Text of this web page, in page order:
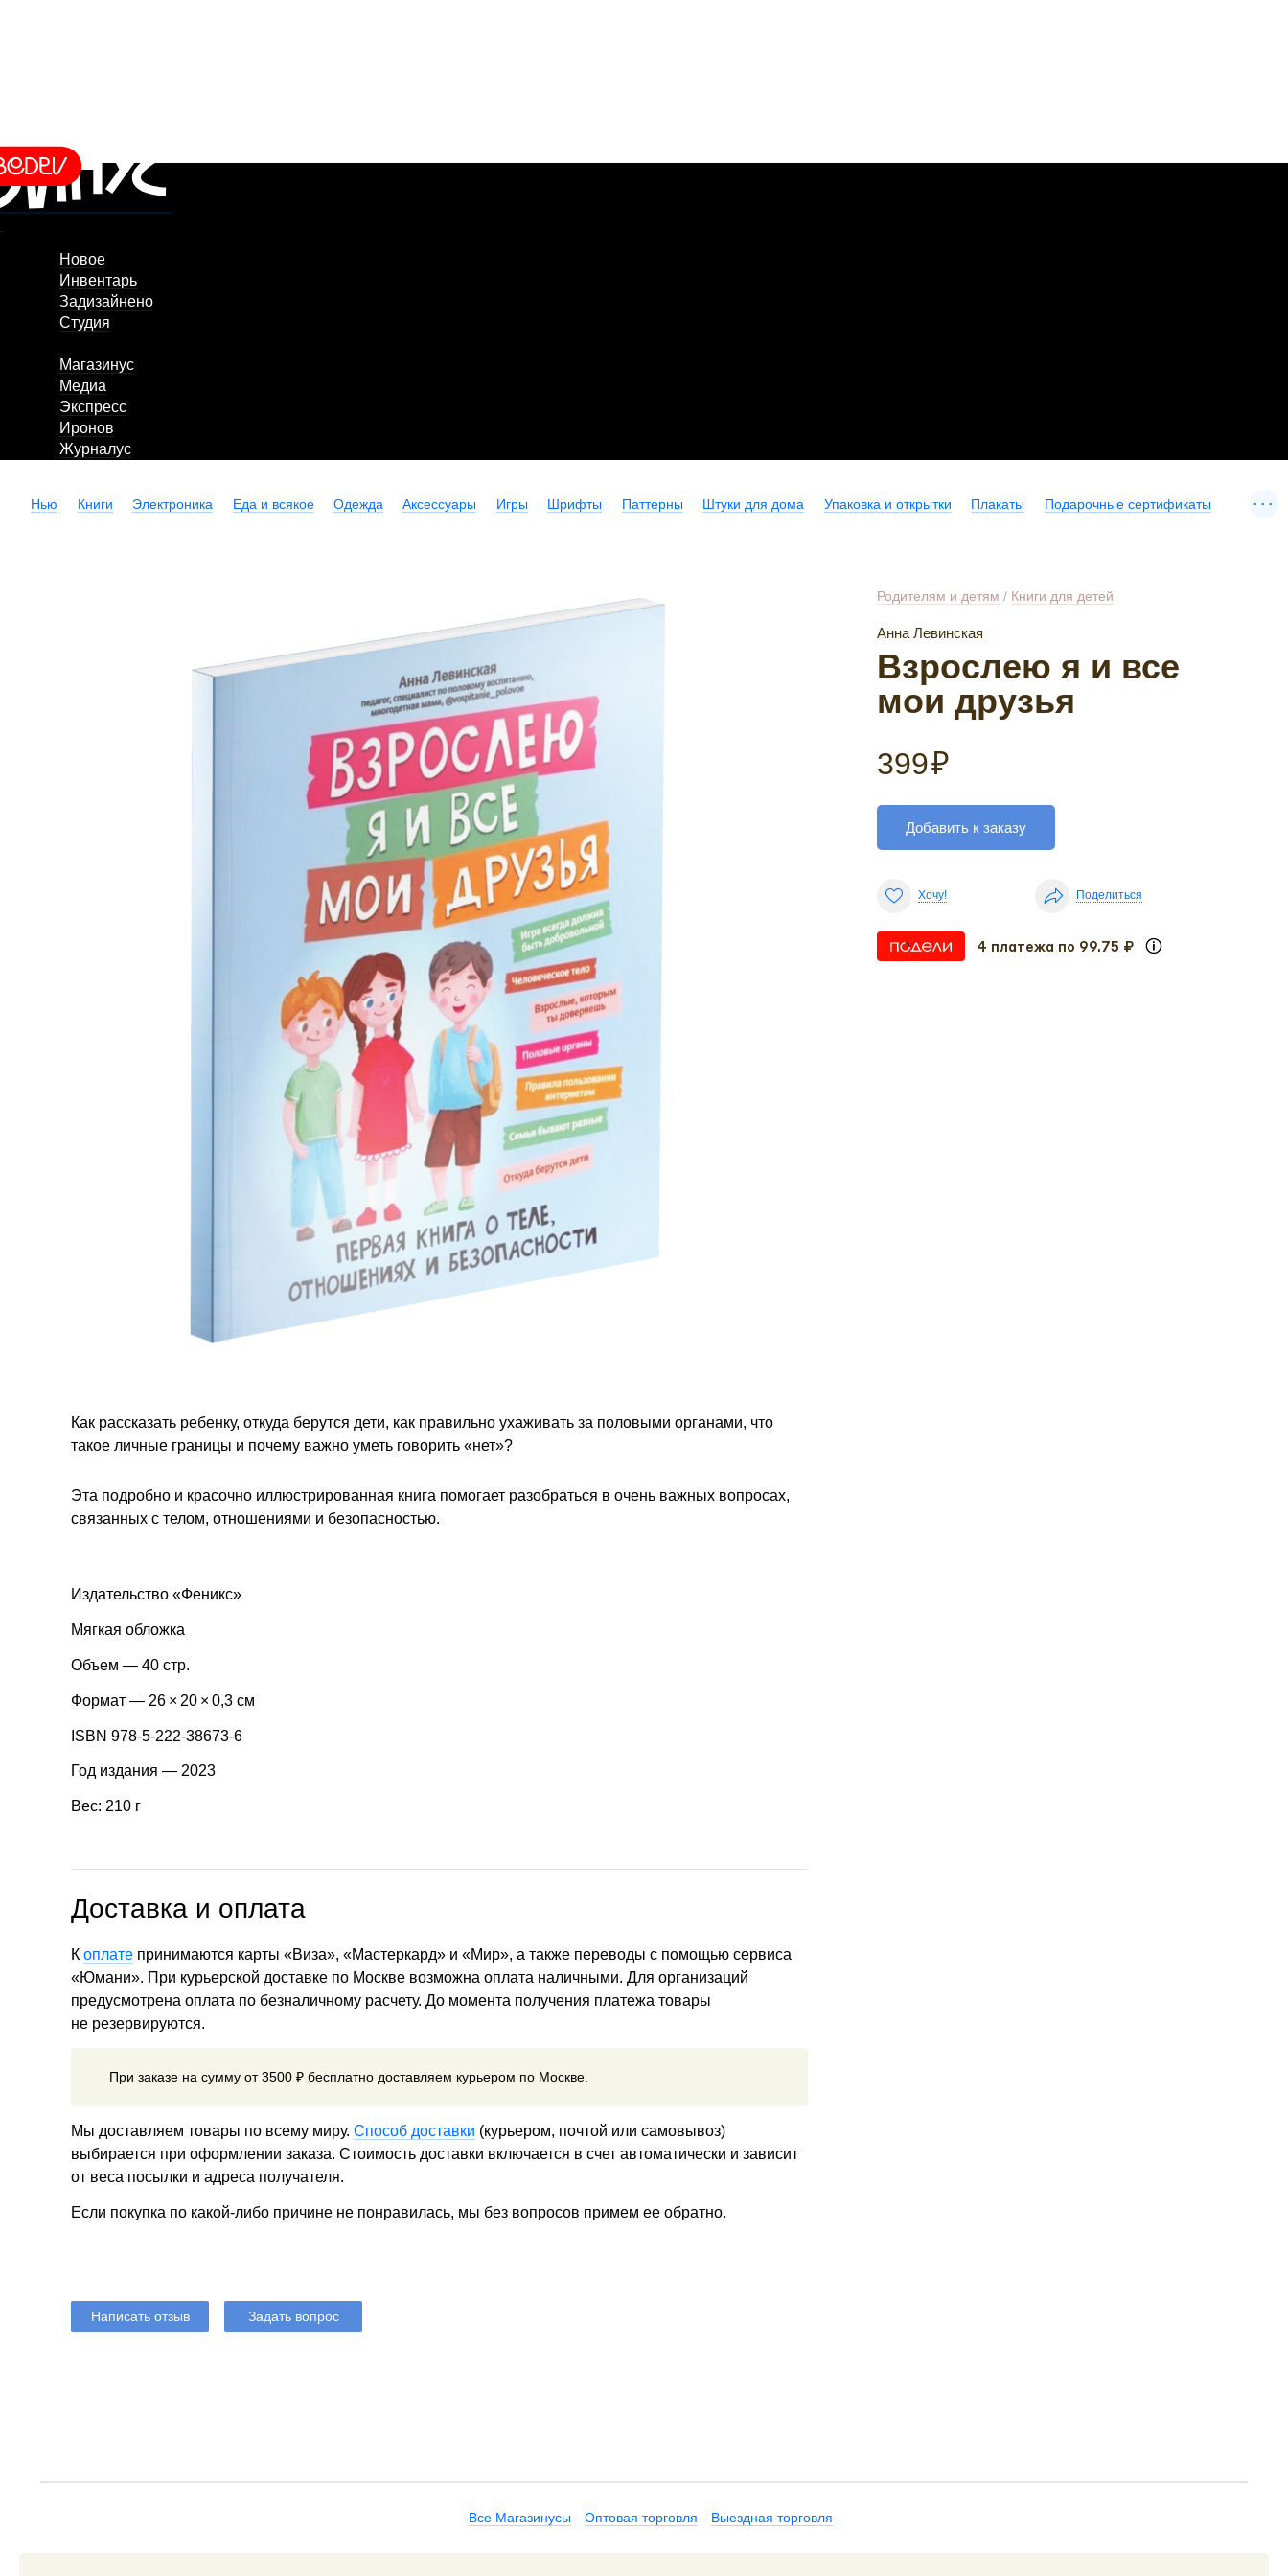
Новое
Инвентарь
Задизайнено
Студия
Магазинус
Медиа
Экспресс
Иронов
Журналус
Нью Книги Электроника Еда и всякое Одежда Аксессуары Игры Шрифты Паттерны Штуки для дома Упаковка и открытки Плакаты Подарочные сертификаты ...
Родителям и детям / Книги для детей
Анна Левинская
Взрослею я и все
мои друзья
399₽
Добавить к заказу
Хочу! Поделиться
4 платежа по 99.75 ₽
Как рассказать ребенку, откуда берутся дети, как правильно ухаживать за половыми органами, что
такое личные границы и почему важно уметь говорить «нет»?
Эта подробно и красочно иллюстрированная книга помогает разобраться в очень важных вопросах,
связанных с телом, отношениями и безопасностью.
Издательство «Феникс»
Мягкая обложка
Объем — 40 стр.
Формат — 26 × 20 × 0,3 см
ISBN 978-5-222-38673-6
Год издания — 2023
Вес: 210 г
Доставка и оплата
К оплате принимаются карты «Виза», «Мастеркард» и «Мир», а также переводы с помощью сервиса
«Юмани». При курьерской доставке по Москве возможна оплата наличными. Для организаций
предусмотрена оплата по безналичному расчету. До момента получения платежа товары
не резервируются.
При заказе на сумму от 3500 ₽ бесплатно доставляем курьером по Москве.
Мы доставляем товары по всему миру. Способ доставки (курьером, почтой или самовывоз)
выбирается при оформлении заказа. Стоимость доставки включается в счет автоматически и зависит
от веса посылки и адреса получателя.
Если покупка по какой-либо причине не понравилась, мы без вопросов примем ее обратно.
Написать отзыв Задать вопрос
Все Магазинусы Оптовая торговля Выездная торговля